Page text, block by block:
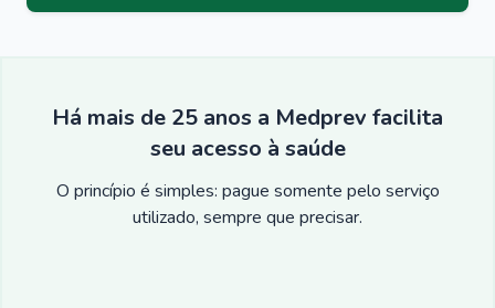
Há mais de 25 anos a Medprev facilita
seu acesso à saúde
O princípio é simples: pague somente pelo serviço
utilizado, sempre que precisar.